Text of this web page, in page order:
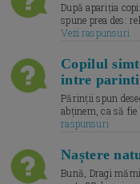
După apariția
spune prea des:
Vezi raspunsuri
Copilul
intre parinti
Părinții spun
abținem, ca să fie
raspunsuri
Naștere
Bună, Dragi